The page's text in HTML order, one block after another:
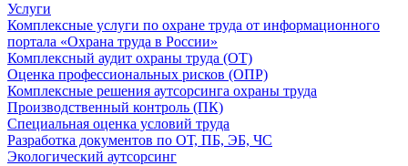
Услуги
Комплексные услуги по охране труда от информационного
портала «Охрана труда в России»
Комплексный аудит охраны труда (ОТ)
Оценка профессиональных рисков (ОПР)
Комплексные решения аутсорсинга охраны труда
Производственный контроль (ПК)
Специальная оценка условий труда
Разработка документов по ОТ, ПБ, ЭБ, ЧС
Экологический аутсорсинг